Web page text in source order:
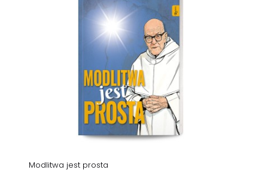
Modlitwa jest prosta